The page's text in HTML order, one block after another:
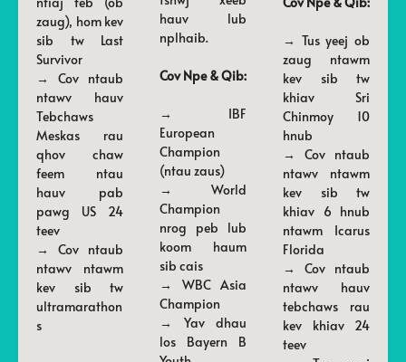
zaug), hom kev
sib tw Last
Survivor
→ Cov ntaub
ntawv hauv
Tebchaws
Meskas rau
qhov chaw
feem ntau
hauv pab
pawg US 24
teev
→ Cov ntaub
ntawv ntawm
kev sib tw
ultramarathon
s
hauv lub
nplhaib.
Cov Npe & Qib:
→ IBF
European
Champion
(ntau zaus)
→ World
Champion
nrog peb lub
koom haum
sib cais
→ WBC Asia
Champion
→ Yav dhau
los Bayern B
→ Tus yeej ob
zaug ntawm
kev sib tw
khiav Sri
Chinmoy 10
hnub
→ Cov ntaub
ntawv ntawm
kev sib tw
khiav 6 hnub
ntawm Icarus
Florida
→ Cov ntaub
ntawv hauv
tebchaws rau
kev khiav 24
teev